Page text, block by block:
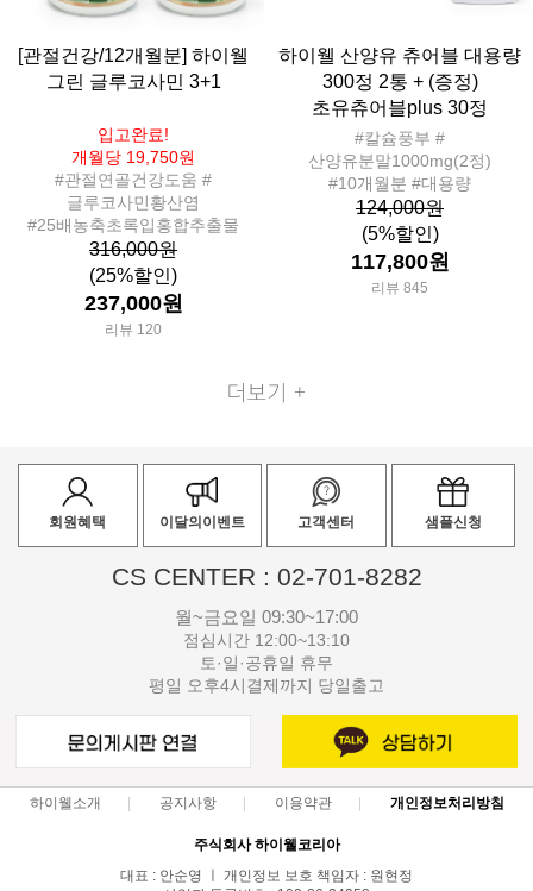
[관절건강/12개월분] 하이웰
그린 글루코사민 3+1
입고완료!
개월당 19,750원
#관절연골건강도움 #
글루코사민황산염
#25배농축초록입홍합추출물
316,000원
(25%할인)
237,000원
리뷰 120
하이웰 산양유 츄어블 대용량
300정 2통 + (증정)
초유츄어블plus 30정
#칼슘풍부 #
산양유분말1000mg(2정)
#10개월분 #대용량
124,000원
(5%할인)
117,800원
리뷰 845
회원혜택 이달의이벤트 고객센터 샘플신청
CS CENTER : 02-701-8282
월~금요일 09:30~17:00
점심시간 12:00~13:10
토·일·공휴일 휴무
평일 오후4시결제까지 당일출고
하이웰소개 공지사항 이용약관 개인정보처리방침
주식회사 하이웰코리아
대표 : 안순영 ㅣ 개인정보 보호 책임자 : 원현정